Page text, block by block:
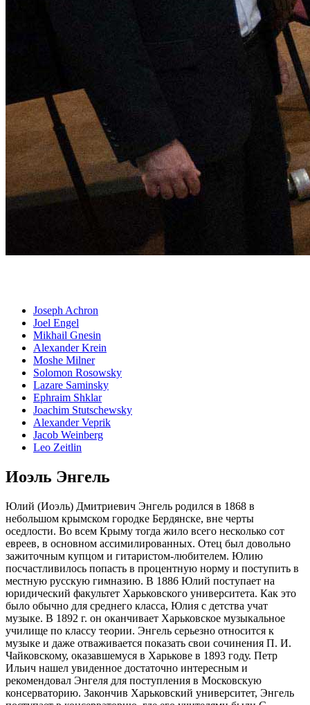
Joseph Achron
Joel Engel
Mikhail Gnesin
Alexander Krein
Moshe Milner
Solomon Rosowsky
Lazare Saminsky
Ephraim Shklar
Joachim Stutschewsky
Alexander Veprik
Jacob Weinberg
Leo Zeitlin
Иоэль Энгель
Юлий (Иоэль) Дмитриевич Энгель родился в 1868 в
небольшом крымском городке Бердянске, вне черты
оседлости. Во всем Крыму тогда жило всего несколько сот
евреев, в основном ассимилированных. Отец был довольно
зажиточным купцом и гитаристом-любителем. Юлию
посчастливилось попасть в процентную норму и поступить в
местную русскую гимназию. В 1886 Юлий поступает на
юридический факультет Харьковского университета. Как это
было обычно для среднего класса, Юлия с детства учат
музыке. В 1892 г. он оканчивает Харьковское музыкальное
училище по классу теории. Энгель серьезно относится к
музыке и даже отваживается показать свои сочинения П. И.
Чайковскому, оказавшемуся в Харькове в 1893 году. Петр
Ильич нашел увиденное достаточно интересным и
рекомендовал Энгеля для поступления в Московскую
консерваторию. Закончив Харьковский университет, Энгель